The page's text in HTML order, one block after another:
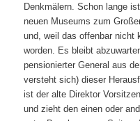
Denkmälern. Schon lange
neuen Museums zum
und, weil das offenbar nicht
worden. Es bleibt
pensionierter General aus
versteht sich) dieser
ist der alte Direktor
und zieht den einen oder